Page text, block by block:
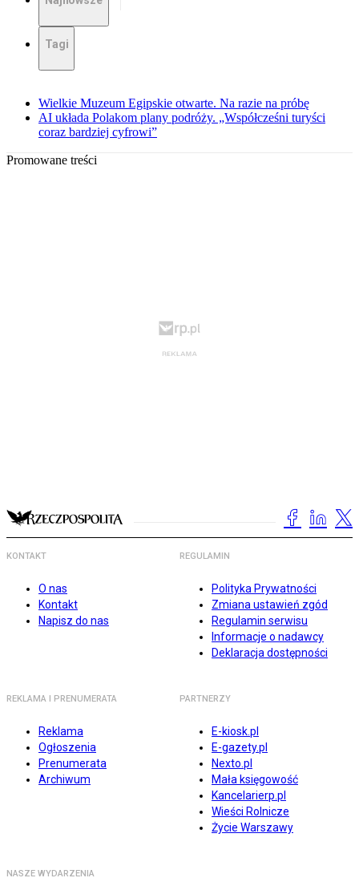
Tagi
Wielkie Muzeum Egipskie otwarte. Na razie na próbę
AI układa Polakom plany podróży. „Współcześni turyści
coraz bardziej cyfrowi”
Promowane treści
KONTAKT
O nas
Kontakt
Napisz do nas
REGULAMIN
Polityka Prywatności
Zmiana ustawień zgód
Regulamin serwisu
Informacje o nadawcy
Deklaracja dostępności
REKLAMA I PRENUMERATA
Reklama
Ogłoszenia
Prenumerata
Archiwum
PARTNERZY
E-kiosk.pl
E-gazety.pl
Nexto.pl
Mała księgowość
Kancelarierp.pl
Wieści Rolnicze
Życie Warszawy
NASZE WYDARZENIA